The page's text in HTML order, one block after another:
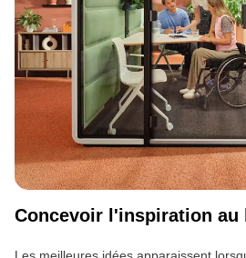
Concevoir l'inspiration au